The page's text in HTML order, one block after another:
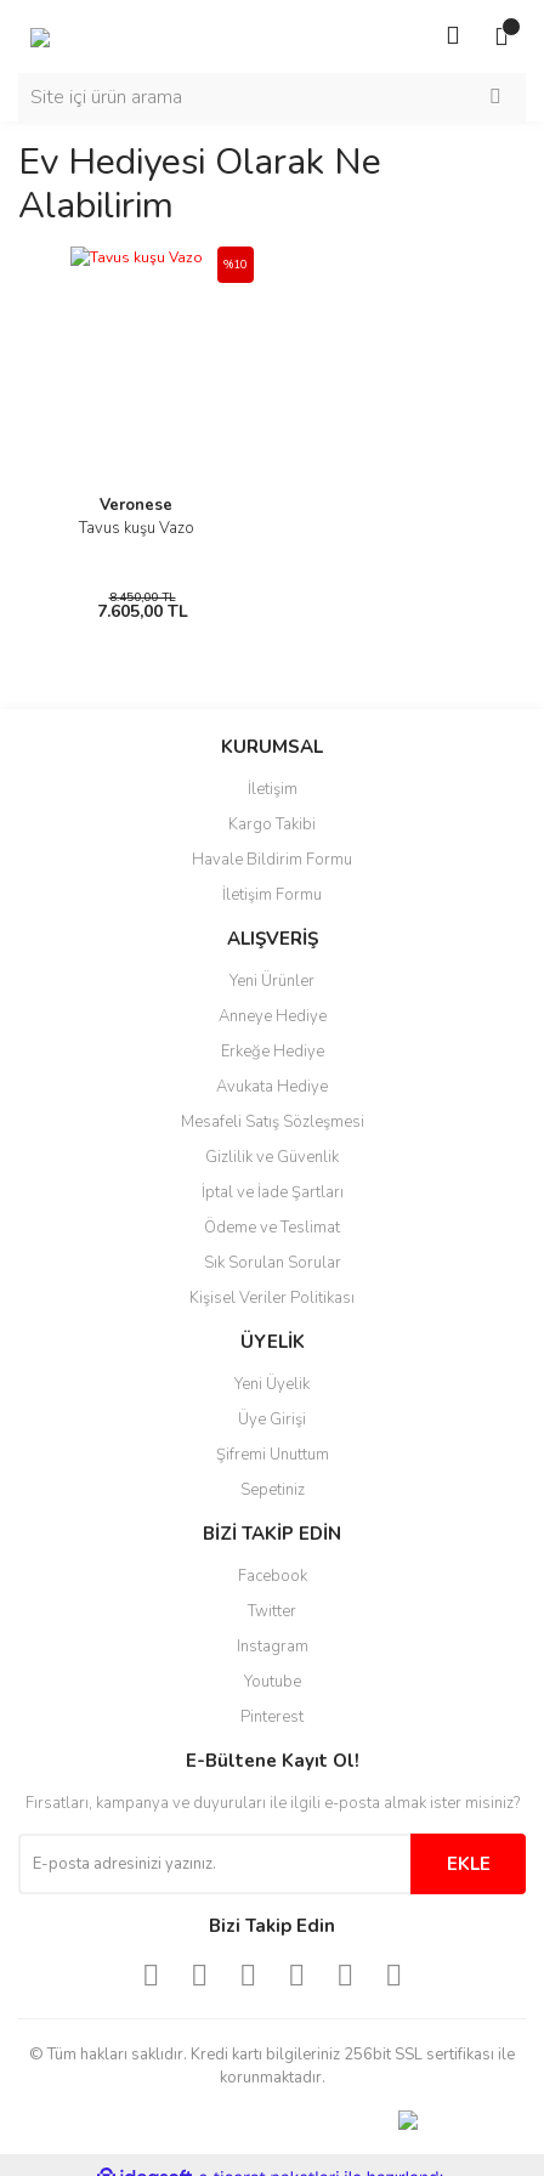
Ev Hediyesi Olarak Ne
Alabilirim
Veronese
Tavus kuşu Vazo
%10
8.450,00 TL
7.605,00 TL
KURUMSAL
İletişim
Kargo Takibi
Havale Bildirim Formu
İletişim Formu
ALIŞVERİŞ
Yeni Ürünler
Anneye Hediye
Erkeğe Hediye
Avukata Hediye
Mesafeli Satış Sözleşmesi
Gizlilik ve Güvenlik
İptal ve İade Şartları
Ödeme ve Teslimat
Sık Sorulan Sorular
Kişisel Veriler Politikası
ÜYELİK
Yeni Üyelik
Üye Girişi
Şifremi Unuttum
Sepetiniz
BİZİ TAKİP EDİN
Facebook
Twitter
Instagram
Youtube
Pinterest
E-Bültene Kayıt Ol!
Fırsatları, kampanya ve duyuruları ile ilgili e-posta almak ister misiniz?
EKLE
Bizi Takip Edin
© Tüm hakları saklıdır. Kredi kartı bilgileriniz 256bit SSL sertifikası ile
korunmaktadır.